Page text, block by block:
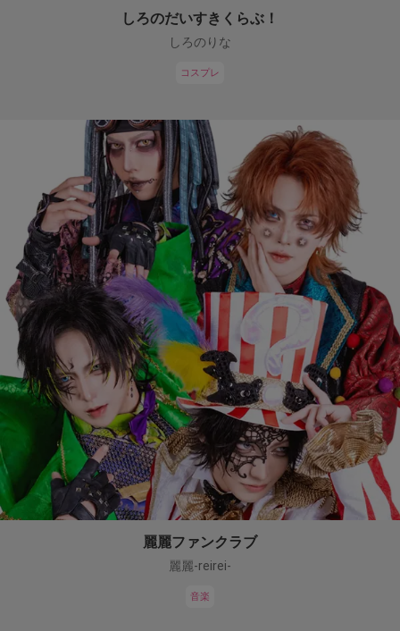
しろのだいすきくらぶ！
しろのりな
コスプレ
麗麗ファンクラブ
麗麗-reirei-
音楽